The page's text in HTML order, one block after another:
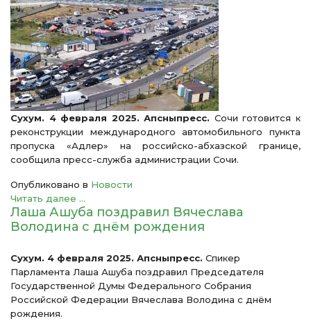
Сухум. 4 февраля 2025. Апсныпресс. Сочи готовится к
реконструкции международного автомобильного пункта
пропуска «Адлер» на российско-абхазской границе,
сообщила пресс-служба администрации Сочи.
Опубликовано в Новости
Читать далее ...
Лаша Ашуба поздравил Вячеслава
Володина с днём рождения
Сухум. 4 февраля 2025. Апсныпресс. Спикер
Парламента Лаша Ашуба поздравил Председателя
Государственной Думы Федерального Собрания
Российской Федерации Вячеслава Володина с днём
рождения.